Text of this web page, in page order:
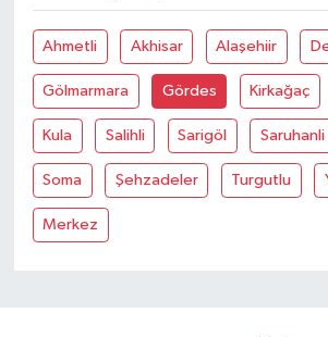
Ahmetli Akhisar Alaşehiir
Gölmarmara Gördes Kirkağaç
Kula Salihli Sarigöl Saruhanli
Soma Şehzadeler Turgutlu
Merkez